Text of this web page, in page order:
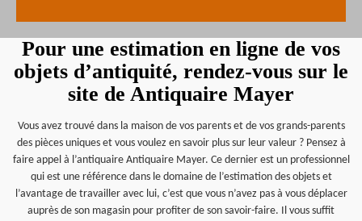
Pour une estimation en ligne de vos
objets d’antiquité, rendez-vous sur le
site de Antiquaire Mayer
Vous avez trouvé dans la maison de vos parents et de vos grands-parents
des pièces uniques et vous voulez en savoir plus sur leur valeur ? Pensez à
faire appel à l’antiquaire Antiquaire Mayer. Ce dernier est un professionnel
qui est une référence dans le domaine de l’estimation des objets et
l’avantage de travailler avec lui, c’est que vous n’avez pas à vous déplacer
auprès de son magasin pour profiter de son savoir-faire. Il vous suffit